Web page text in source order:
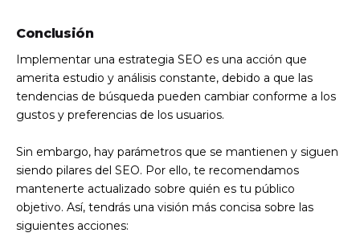
Conclusión
Implementar una estrategia SEO es una acción que
amerita estudio y análisis constante, debido a que las
tendencias de búsqueda pueden cambiar conforme a los
gustos y preferencias de los usuarios.
Sin embargo, hay parámetros que se mantienen y siguen
siendo pilares del SEO. Por ello, te recomendamos
mantenerte actualizado sobre quién es tu público
objetivo. Así, tendrás una visión más concisa sobre las
siguientes acciones: